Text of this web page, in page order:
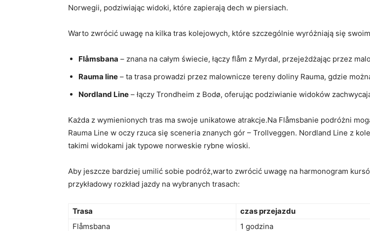
Norwegii, podziwiając widoki, które zapierają dech w piersiach.
Warto zwrócić uwagę na kilka tras kolejowych, które szczególnie wyróżniają się
Flåmsbana – znana na całym świecie, łączy flåm z Myrdal, przejeżdżając przez
Rauma line – ta trasa prowadzi przez malownicze tereny doliny Rauma, gdzie
Nordland Line – łączy Trondheim z Bodø, oferując podziwianie widoków
Każda z wymienionych tras ma swoje unikatowe atrakcje.Na Flåmsbanie podróżni
Rauma Line w oczy rzuca się sceneria znanych gór – Trollveggen. Nordland Line z
takimi widokami jak typowe norweskie rybne wioski.
Aby jeszcze bardziej umilić sobie podróż,warto zwrócić uwagę na harmonogram
przykładowy rozkład jazdy na wybranych trasach:
Trasa czas przejazdu
Flåmsbana
1 godzina